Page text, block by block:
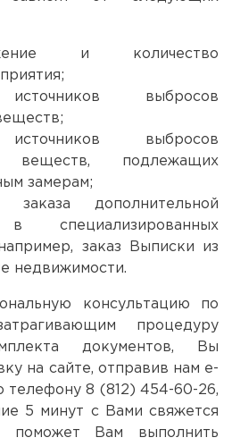
и количество
источников выбросов
источников выбросов
веществ, подлежащих
замерам;
заказа дополнительной
специализированных
заказ Выписки из
недвижимости.
консультацию по
процедуру
документов, Вы
на сайте, отправив нам e-
телефону 8 (812) 454-60-26,
5 минут с Вами свяжется
поможет Вам выполнить